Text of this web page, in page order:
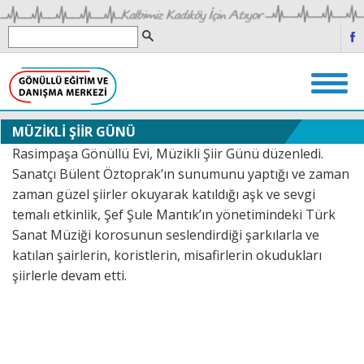
MÜZİKLİ ŞİİR GÜNÜ
Rasimpaşa Gönüllü Evi, Müzikli Şiir Günü düzenledi.
Sanatçı Bülent Öztoprak’ın sunumunu yaptığı ve zaman
zaman güzel şiirler okuyarak katıldığı aşk ve sevgi
temalı etkinlik, Şef Şule Mantık’ın yönetimindeki Türk
Sanat Müziği korosunun seslendirdiği şarkılarla ve
katılan şairlerin, koristlerin, misafirlerin okudukları
şiirlerle devam etti.